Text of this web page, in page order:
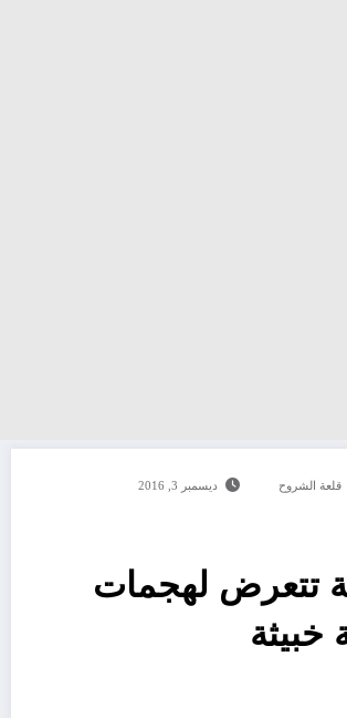
قلعة الشروح ديسمبر 3, 2016
تتعرض لهجمات
خبيثة